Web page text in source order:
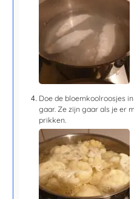
Doe de bloemkoolroosjes
gaar. Ze zijn gaar als je er
prikken.